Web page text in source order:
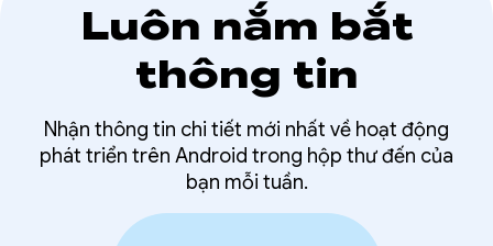
Luôn nắm bắt
thông tin
Nhận thông tin chi tiết mới nhất về hoạt động
phát triển trên Android trong hộp thư đến của
bạn mỗi tuần.